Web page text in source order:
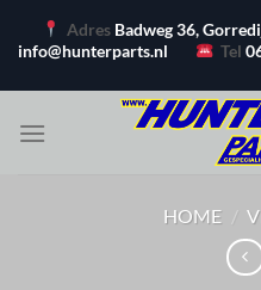
naar
Adres Badweg 36,
info@hunterparts.nl
Tel
HOME /